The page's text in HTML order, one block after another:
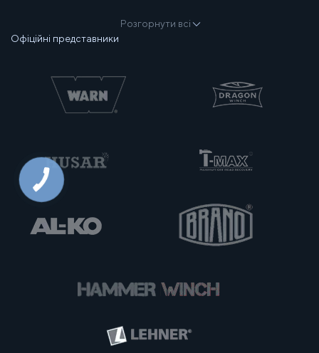
Розгорнути всі
Офіційні представники